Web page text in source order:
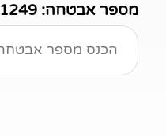
מספר אבטחה:1249